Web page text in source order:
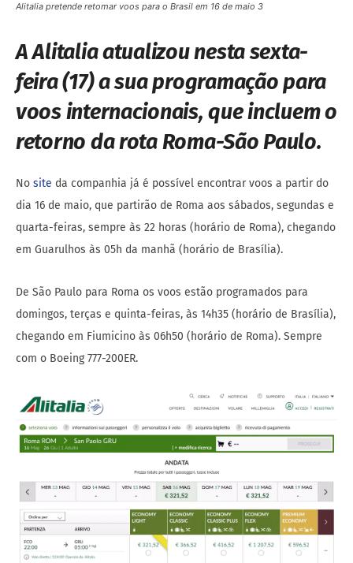
Alitalia pretende retomar voos para o Brasil em 16 de maio 3
A Alitalia atualizou nesta sexta-
feira (17) a sua programação para
voos internacionais, que incluem o
retorno da rota Roma-São Paulo.
No site da companhia já é possível encontrar voos a partir do
dia 16 de maio, que partirão de Roma aos sábados, segundas e
quarta-feiras, sempre às 22 horas (horário de Roma), chegando
em Guarulhos às 05h da manhã (horário de Brasília).
De São Paulo para Roma os voos estão programados para
domingos, terças e quinta-feiras, às 14h35 (horário de Brasília),
chegando em Fiumicino às 06h50 (horário de Roma). Sempre
com o Boeing 777-200ER.